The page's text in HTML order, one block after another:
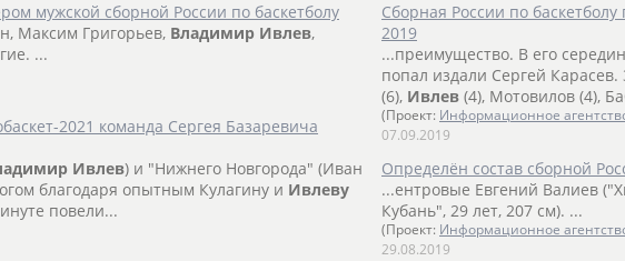
мужской сборной России по баскетболу
Максим Григорьев, Владимир Ивлев,
...
2021 команда Сергея Базаревича
Ивлев) и "Нижнего Новгорода" (Иван
благодаря опытным Кулагину и Ивлеву
повели...
Cборная России по
2019
...преимущество. В его
попал издали Сергей
(6), Ивлев (4), Мотовилов (4),
(Проект: Информационное
07.09.2019
Определён состав сборной
...ентровые Евгений Валиев
Кубань", 29 лет, 207 см). ...
(Проект: Информационное
29.08.2019